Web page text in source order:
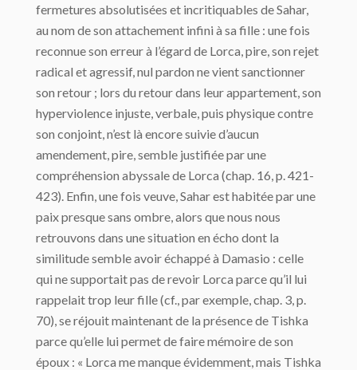
fermetures absolutisées et incritiquables de Sahar,
au nom de son attachement infini à sa fille : une fois
reconnue son erreur à l’égard de Lorca, pire, son rejet
radical et agressif, nul pardon ne vient sanctionner
son retour ; lors du retour dans leur appartement, son
hyperviolence injuste, verbale, puis physique contre
son conjoint, n’est là encore suivie d’aucun
amendement, pire, semble justifiée par une
compréhension abyssale de Lorca (chap. 16, p. 421-
423). Enfin, une fois veuve, Sahar est habitée par une
paix presque sans ombre, alors que nous nous
retrouvons dans une situation en écho dont la
similitude semble avoir échappé à Damasio : celle
qui ne supportait pas de revoir Lorca parce qu’il lui
rappelait trop leur fille (cf., par exemple, chap. 3, p.
70), se réjouit maintenant de la présence de Tishka
parce qu’elle lui permet de faire mémoire de son
époux : « Lorca me manque évidemment, mais Tishka